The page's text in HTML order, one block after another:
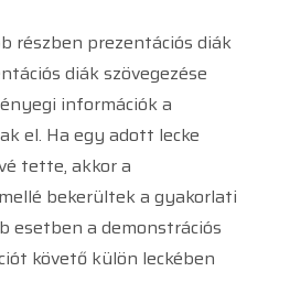
részben prezentációs diák
diák szövegezése
információk a
el. Ha egy adott lecke
tette, akkor a
bekerültek a gyakorlati
esetben a demonstrációs
követő külön leckében